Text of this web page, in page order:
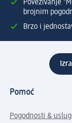
Povezivanje
brojnim
Brzo i
Pomoć
Pogodnosti &